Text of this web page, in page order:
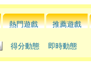
熱門遊戲 推薦遊戲
得分動態 即時動態